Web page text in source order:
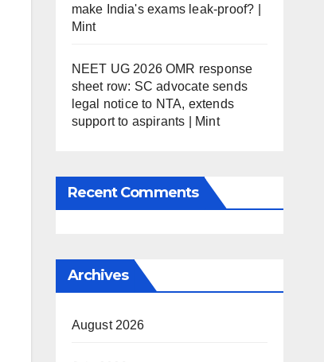
make India's exams leak-proof? |
Mint
NEET UG 2026 OMR response
sheet row: SC advocate sends
legal notice to NTA, extends
support to aspirants | Mint
Recent Comments
Archives
August 2026